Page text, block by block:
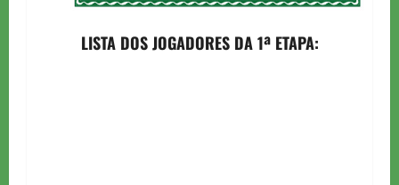
LISTA DOS JOGADORES DA 1ª ETAPA: